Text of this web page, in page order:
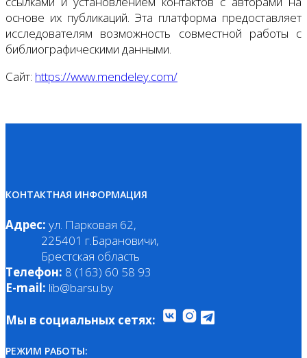
основе их публикаций. Эта платформа предоставляет
исследователям возможность совместной работы с
библиографическими данными.
Сайт: https://www.mendeley.com/
КОНТАКТНАЯ ИНФОРМАЦИЯ
Адрес: ул. Парковая 62,
225401 г.Барановичи,
Брестская область
Телефон: 8 (163) 60 58 93
E-mail: lib@barsu.by
Мы в социальных сетях:
РЕЖИМ РАБОТЫ: